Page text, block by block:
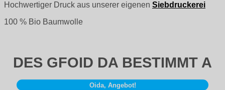
Hochwertiger Druck aus unserer eigenen Siebdruckerei
100 % Bio Baumwolle
DES GFOID DA BESTIMMT A
Oida, Angebot!